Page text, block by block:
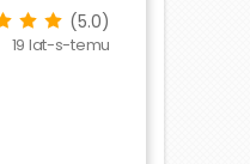
(5.0)
19 lat-s-temu